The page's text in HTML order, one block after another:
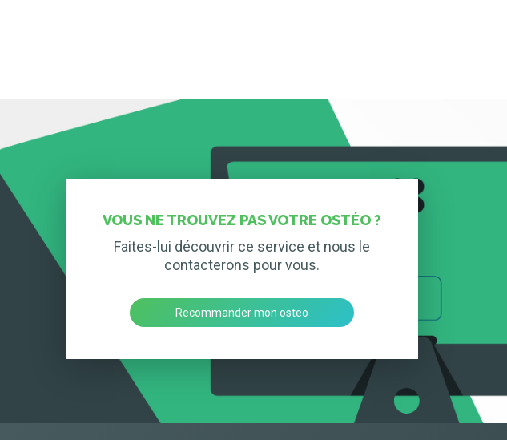
VOUS NE TROUVEZ PAS VOTRE OSTÉO ?
Faites-lui découvrir ce service et nous le
contacterons pour vous.
Recommander mon osteo